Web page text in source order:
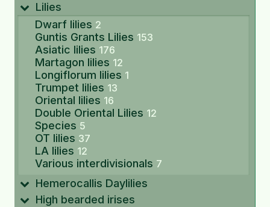
Lilies
Dwarf lilies 2
Guntis Grants Lilies 153
Asiatic lilies 176
Martagon lilies 12
Longiflorum lilies 1
Trumpet lilies 13
Oriental lilies 16
Double Oriental Lilies 12
Species 5
OT lilies 37
LA lilies 12
Various interdivisionals 7
Hemerocallis Daylilies
High bearded irises